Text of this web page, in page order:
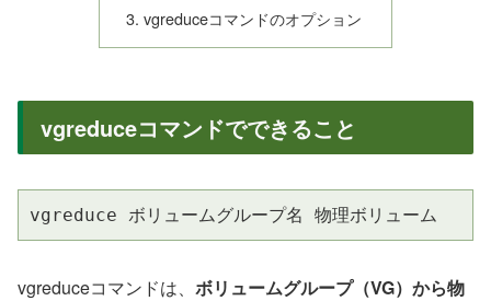
vgreduceコマンドのオプション
vgreduceコマンドでできること
vgreduce ボリュームグループ名 物理ボリューム
vgreduceコマンドは、 ボリュームグループ（VG）から物